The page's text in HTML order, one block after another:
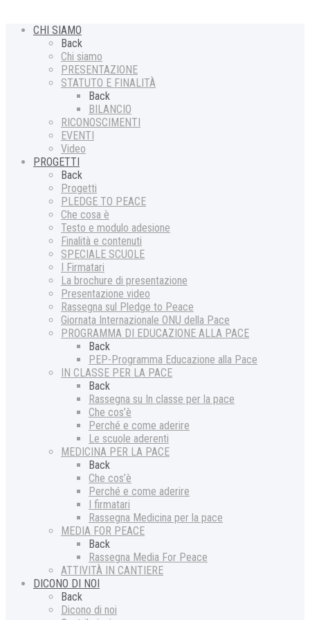
CHI SIAMO
Back
Chi siamo
PRESENTAZIONE
STATUTO E FINALITÀ
Back
BILANCIO
RICONOSCIMENTI
EVENTI
Video
PROGETTI
Back
Progetti
PLEDGE TO PEACE
Che cosa è
Testo e modulo adesione
Finalità e contenuti
SPECIALE SCUOLE
I Firmatari
La brochure di presentazione
Presentazione video
Rassegna sul Pledge to Peace
Giornata Internazionale ONU della Pace
PROGRAMMA DI EDUCAZIONE ALLA PACE
Back
PEP-Programma Educazione alla Pace
IN CLASSE PER LA PACE
Back
Rassegna su In classe per la pace
Che cos’è
Perché e come aderire
Le scuole aderenti
MEDICINA PER LA PACE
Back
Che cos’è
Perché e come aderire
I firmatari
Rassegna Medicina per la pace
MEDIA FOR PEACE
Back
Rassegna Media For Peace
ATTIVITÀ IN CANTIERE
DICONO DI NOI
Back
Dicono di noi